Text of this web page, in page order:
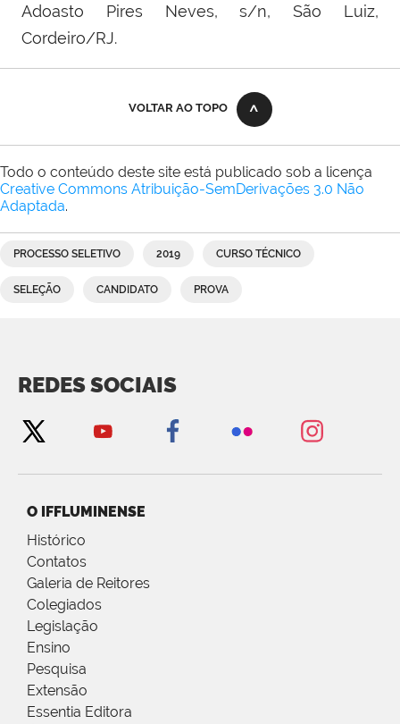
Adoasto Pires Neves, s/n, São Luiz,
Cordeiro/RJ.
VOLTAR AO TOPO
Todo o conteúdo deste site está publicado sob a licença
Creative Commons Atribuição-SemDerivações 3.0 Não
Adaptada.
PROCESSO SELETIVO 2019 CURSO TÉCNICO
SELEÇÃO CANDIDATO PROVA
REDES SOCIAIS
O IFFLUMINENSE
Histórico
Contatos
Galeria de Reitores
Colegiados
Legislação
Ensino
Pesquisa
Extensão
Essentia Editora